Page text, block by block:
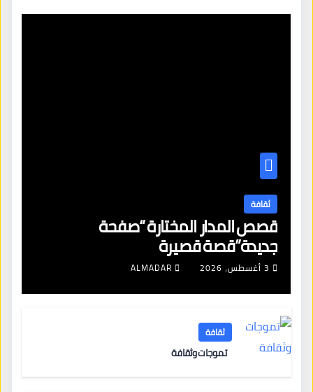
ثقافة
قصص المدار المختارة “صفحة
جديدة”قصة قصيرة
3 أغسطس، 2026 ALMADAR
ثقافة
تموجات وثقافة